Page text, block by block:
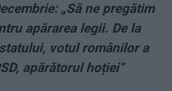
„Să ne pregătim
apărarea legii. De la
votul românilor a
apărătorul hoției“